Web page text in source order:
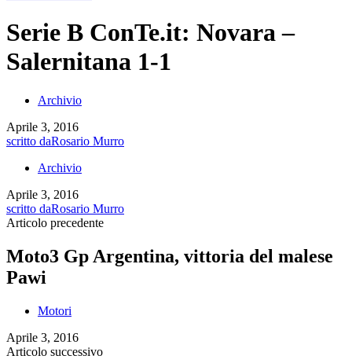
Serie B ConTe.it: Novara –
Salernitana 1-1
Archivio
Aprile 3, 2016
scritto daRosario Murro
Archivio
Aprile 3, 2016
scritto daRosario Murro
Articolo precedente
Moto3 Gp Argentina, vittoria del malese
Pawi
Motori
Aprile 3, 2016
Articolo successivo